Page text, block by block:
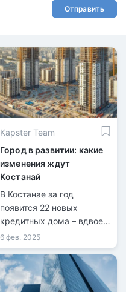
Отправить
Kapster Team
Город в развитии: какие
изменения ждут
Костанай
В Костанае за год
появится 22 новых
кредитных дома – вдвое
больше, чем в 2024 году.
6 фев. 2025